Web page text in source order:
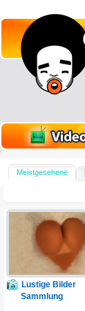
Meistgesehene
Lustige Bilder
Sammlung